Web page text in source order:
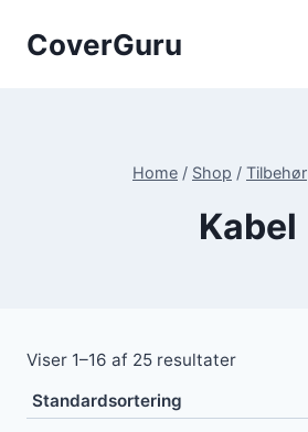
CoverGuru
Home / Shop / Tilbehør
Kabel
Viser 1–16 af 25 resultater